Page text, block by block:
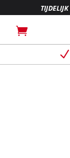
TIJDELIJK
N